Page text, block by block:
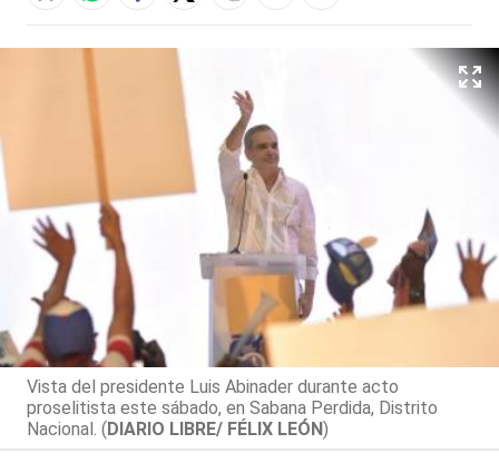
Vista del presidente Luis Abinader durante acto
proselitista este sábado, en Sabana Perdida, Distrito
Nacional. (DIARIO LIBRE/ FÉLIX LEÓN)